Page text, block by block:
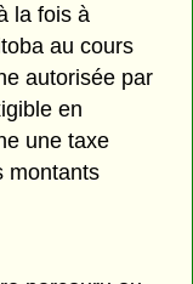
la fois à
au cours
autorisée par
en
une taxe
montants